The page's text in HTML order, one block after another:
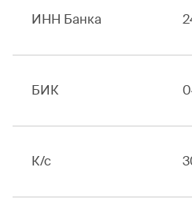
ИНН Банка
БИК
К/с